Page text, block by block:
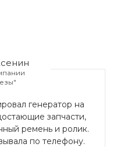
генератор на
запчасти,
ремень и ролик.
по телефону.